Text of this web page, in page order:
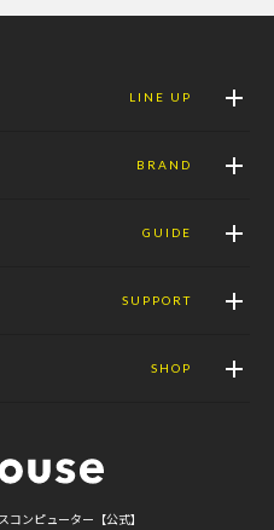
LINE UP
BRAND
GUIDE
SUPPORT
SHOP
コンピューター【公式】